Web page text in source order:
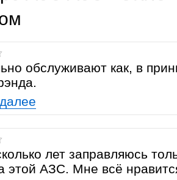
обслуживают как, в
лет заправляюсь
этой АЗС. Мне всё